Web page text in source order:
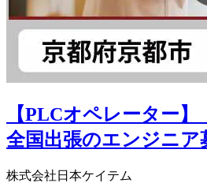
【PLCオペレーター】
全国出張のエンジニア
株式会社日本ケイテム